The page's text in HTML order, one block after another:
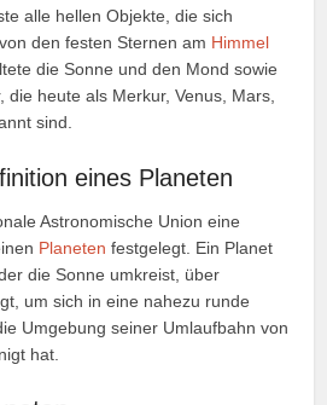
alle hellen Objekte, die sich
den festen Sternen am Himmel
die Sonne und den Mond sowie
die heute als Merkur, Venus, Mars,
sind.
eines Planeten
Astronomische Union eine
Planeten festgelegt. Ein Planet
die Sonne umkreist, über
um sich in eine nahezu runde
Umgebung seiner Umlaufbahn von
hat.